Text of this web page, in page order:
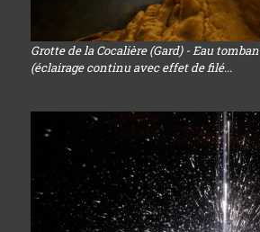
Grotte de la Cocalière (Gard) - Eau
(éclairage continu avec effet de filé...